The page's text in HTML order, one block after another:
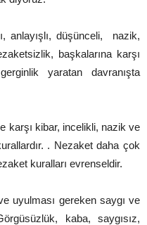
anlayışlı, düşünceli, nazik,
başkalarına karşı
yaratan davranışta
karşı kibar, incelikli, nazik ve
. Nezaket daha çok
kuralları evrenseldir.
uyulması gereken saygı ve
kaba, saygısız,